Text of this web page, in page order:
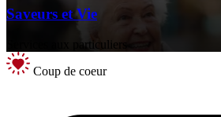
Saveurs et Vie
Services aux particuliers
Coup de coeur